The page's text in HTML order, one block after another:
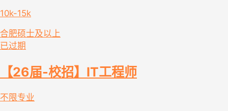
10k-15k
合肥硕士及以上
已过期
【26届-校招】IT工程师
不限专业